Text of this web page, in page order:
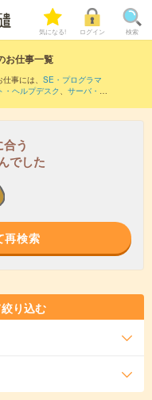
気になる! ログイン 検索
お仕事一覧
事には、 SE・プログラマ
・ヘルプデスク 、 サーバ・ネ
う
でした
再検索
り込む